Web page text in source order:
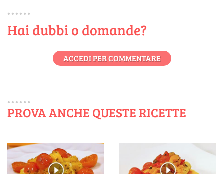
Hai dubbi o domande?
ACCEDI PER COMMENTARE
PROVA ANCHE QUESTE RICETTE